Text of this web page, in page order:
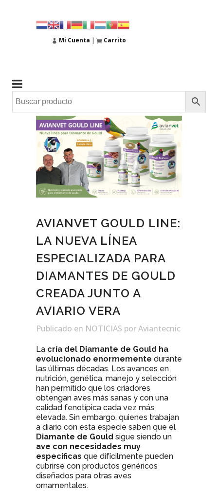
Mi Cuenta | Carrito
AVIANVET GOULD LINE:
LA NUEVA LÍNEA
ESPECIALIZADA PARA
DIAMANTES DE GOULD
CREADA JUNTO A
AVIARIO VERA
Publicado en NOTICIAS por Aviantecnic
La cría del Diamante de Gould ha
evolucionado enormemente durante
las últimas décadas. Los avances en
nutrición, genética, manejo y selección
han permitido que los criadores
obtengan aves más sanas y con una
calidad fenotípica cada vez más
elevada. Sin embargo, quienes trabajan
a diario con esta especie saben que el
Diamante de Gould sigue siendo un
ave con necesidades muy
específicas que difícilmente pueden
cubrirse con productos genéricos
diseñados para otras aves
ornamentales.